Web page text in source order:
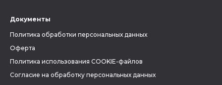
Документы
Политика обработки персональных данных
Оферта
Политика использования COOKIE-файлов
Согласие на обработку персональных данных